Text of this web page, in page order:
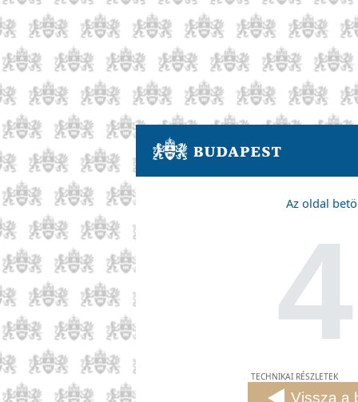
Az oldal
TECHNIKAI RÉSZLETEK
Vissza a